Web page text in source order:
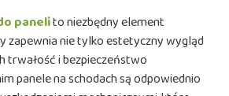
panelito niezbędny element
zapewnia nie tylko estetyczny wygląd
trwałość i bezpieczeństwo
panele na schodach są odpowiednio